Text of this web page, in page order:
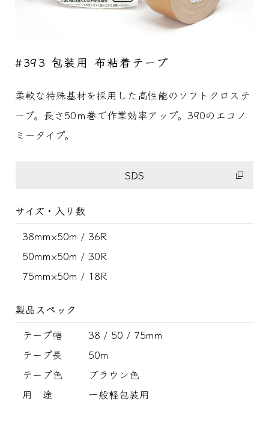
#393 包装用 布粘着テープ
柔軟な特殊基材を採用した高性能のソフトクロステ
ープ。長さ50ｍ巻で作業効率アップ。390のエコノ
ミータイプ。
SDS
サイズ・入り数
38mm×50m / 36R
50mm×50m / 30R
75mm×50m / 18R
製品スペック
テープ幅
38 / 50 / 75mm
テープ長
50m
テープ色
ブラウン色
用 途
一般軽包装用